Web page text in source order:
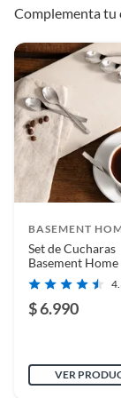
Incluye
Tipo de bandeja
Garantía
Alimentos,
Pinturas de un
Plantas.
De uso personal.
Complementa tu
BASEMENT
Set de Cucharas
Basement
Inoxidable 6
$ 6.990
VER